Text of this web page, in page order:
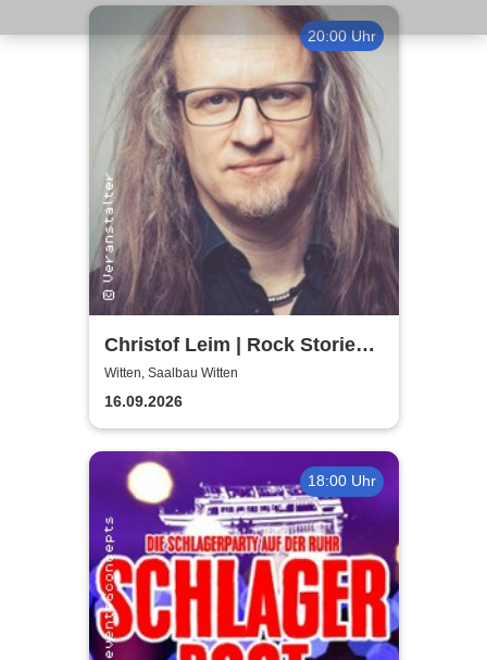
20:00 Uhr
Christof Leim | Rock Stories II
- neue Geschichten
Witten, Saalbau Witten
16.09.2026
18:00 Uhr